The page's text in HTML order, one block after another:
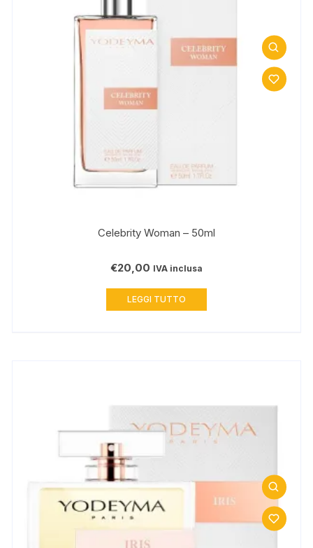
Celebrity Woman – 50ml
€20,00 IVA inclusa
LEGGI TUTTO